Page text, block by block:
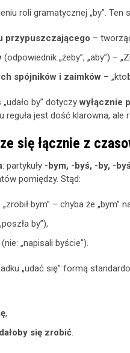
roli gramatycznej „by”.
przypuszczającego –
(odpowiednik „żeby”, „aby”) –
spójników i zaimków – „kto
„udało by” dotyczywyłącznie
reguła jest dość klarowna, ale
się łącznie z
: partykuły -bym, -byś, -by, -
pomiędzy. Stąd:
„zrobił bym” – chyba że „bym”
by”),
(nie: „napisali byście”).
„udać się” formą
,
się zrobić.